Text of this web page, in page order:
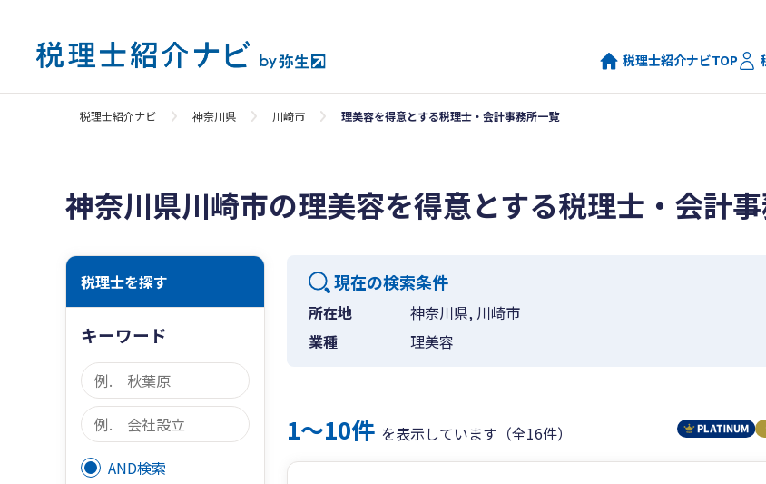
税理士紹介ナビTOP
税理士紹介ナビ 神奈川県 川崎市 理美容を得意とする税理士・会計事務所一覧
神奈川県川崎市の理美容を得意とする税理士・会計
税理士を探す
キーワード
AND検索
現在の検索条件
所在地
神奈川県, 川崎市
業種
理美容
1〜10件 を表示しています（全16件）